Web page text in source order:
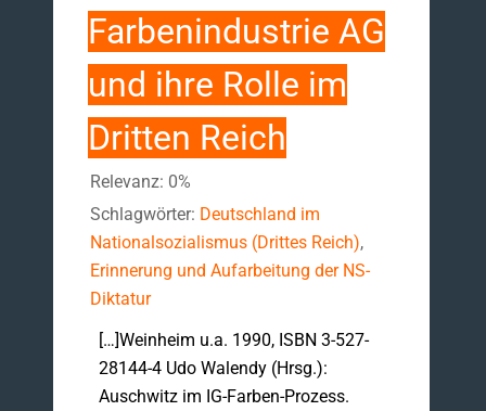
Farbenindustrie AG
und ihre Rolle im
Dritten Reich
Relevanz: 0%
Schlagwörter: Deutschland im
Nationalsozialismus (Drittes Reich),
Erinnerung und Aufarbeitung der NS-
Diktatur
[…]Weinheim u.a. 1990, ISBN 3-527-
28144-4 Udo Walendy (Hrsg.):
Auschwitz im IG-Farben-Prozess.